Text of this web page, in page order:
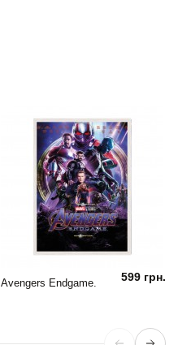
Avengers Endgame. 599 грн.